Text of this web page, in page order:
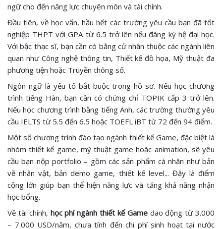
ngữ cho đến năng lực chuyên môn và tài chính.
Đầu tiên, về học vấn, hầu hết các trường yêu cầu bạn đã tốt
nghiệp THPT với GPA từ 6.5 trở lên nếu đăng ký hệ đại học.
Với bậc thạc sĩ, bạn cần có bằng cử nhân thuộc các ngành liên
quan như Công nghệ thông tin, Thiết kế đồ họa, Mỹ thuật đa
phương tiện hoặc Truyền thông số.
Ngôn ngữ là yếu tố bắt buộc trong hồ sơ. Nếu học chương
trình tiếng Hàn, bạn cần có chứng chỉ TOPIK cấp 3 trở lên.
Nếu học chương trình bằng tiếng Anh, các trường thường yêu
cầu IELTS từ 5.5 đến 6.5 hoặc TOEFL iBT từ 72 đến 94 điểm.
Một số chương trình đào tạo ngành thiết kế Game, đặc biệt là
nhóm thiết kế game, mỹ thuật game hoặc animation, sẽ yêu
cầu bạn nộp portfolio – gồm các sản phẩm cá nhân như bản
vẽ nhân vật, bản demo game, thiết kế level... Đây là điểm
cộng lớn giúp bạn thể hiện năng lực và tăng khả năng nhận
học bổng.
Về tài chính, học phí ngành thiết kế Game dao động từ 3.000
– 7.000 USD/năm, chưa tính đến chi phí sinh hoạt tại nước